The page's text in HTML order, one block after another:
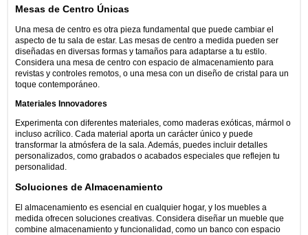
Mesas de Centro Únicas
Una mesa de centro es otra pieza fundamental que puede cambiar el
aspecto de tu sala de estar. Las mesas de centro a medida pueden ser
diseñadas en diversas formas y tamaños para adaptarse a tu estilo.
Considera una mesa de centro con espacio de almacenamiento para
revistas y controles remotos, o una mesa con un diseño de cristal para un
toque contemporáneo.
Materiales Innovadores
Experimenta con diferentes materiales, como maderas exóticas, mármol o
incluso acrílico. Cada material aporta un carácter único y puede
transformar la atmósfera de la sala. Además, puedes incluir detalles
personalizados, como grabados o acabados especiales que reflejen tu
personalidad.
Soluciones de Almacenamiento
El almacenamiento es esencial en cualquier hogar, y los muebles a
medida ofrecen soluciones creativas. Considera diseñar un mueble que
combine almacenamiento y funcionalidad, como un banco con espacio